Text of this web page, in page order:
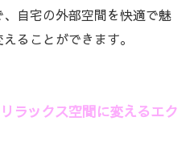
自宅の外部空間を快適で魅
ることができます。
ラックス空間に変えるエク